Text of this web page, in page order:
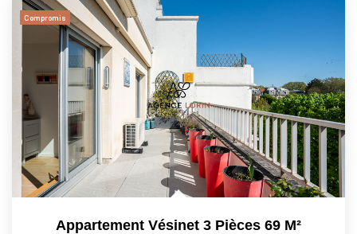
Nous Rejoindre
Nos Actualités
CONTACT
Compromis
Appartement Vésinet 3 Pièces 69 M²